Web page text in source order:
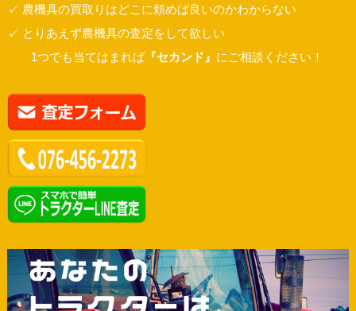
✓ 農機具の買取りはどこに頼めば良いのかわからない
✓ とりあえず農機具の査定をして欲しい
1つでも当てはまれば『セカンド』 にご相談ください！